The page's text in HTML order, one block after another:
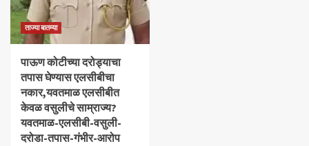
ताज्या बातम्या
पाऊण कोटीच्या दरोड्याचा
तपास घेण्यास एलसीबीचा
नकार,यवतमाळ एलसीबीत
केवळ वसुलीचे साम्राज्य?
यवतमाळ-एलसीबी-वसुली-
दरोडा-तपास-गंभीर-आरोप